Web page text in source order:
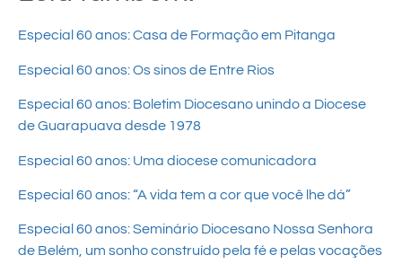
Especial 60 anos: Casa de Formação em Pitanga
Especial 60 anos: Os sinos de Entre Rios
Especial 60 anos: Boletim Diocesano unindo a Diocese
de Guarapuava desde 1978
Especial 60 anos: Uma diocese comunicadora
Especial 60 anos: “A vida tem a cor que você lhe dá”
Especial 60 anos: Seminário Diocesano Nossa Senhora
de Belém, um sonho construído pela fé e pelas vocações